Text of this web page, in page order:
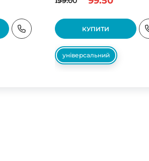
КУПИТИ
універсальний